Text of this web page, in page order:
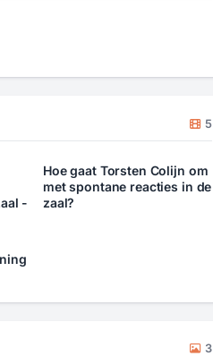
5
-
Hoe gaat Torsten Colijn om
met spontane reacties in de
zaal?
3